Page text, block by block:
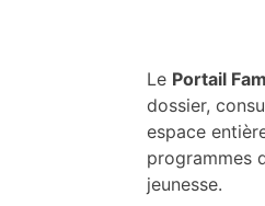
Le Portail
dossier,
espace
programmes
jeunesse.